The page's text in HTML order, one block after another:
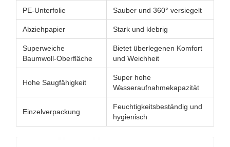
PE-Unterfolie Sauber und 360° versiegelt
Abziehpapier Stark und klebrig
Superweiche
Baumwoll-Oberfläche
Bietet überlegenen Komfort
und Weichheit
Hohe Saugfähigkeit
Super hohe
Wasseraufnahmekapazität
Einzelverpackung
Feuchtigkeitsbeständig und
hygienisch